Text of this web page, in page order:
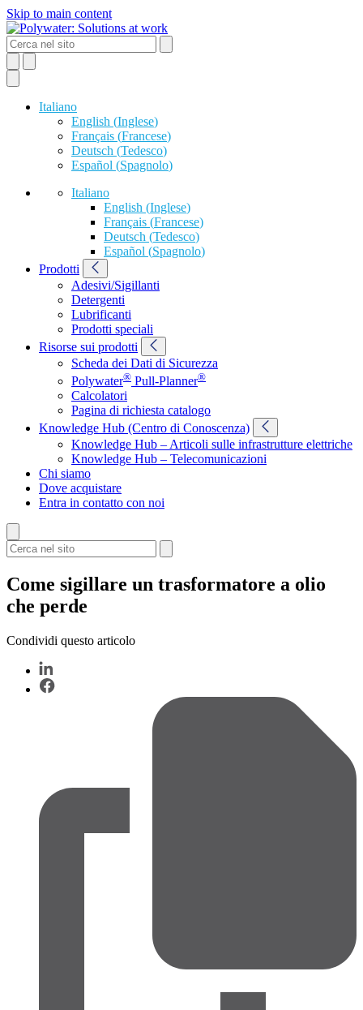
Skip to main content
Italiano
English (Inglese)
Français (Francese)
Deutsch (Tedesco)
Español (Spagnolo)
Italiano
English (Inglese)
Français (Francese)
Deutsch (Tedesco)
Español (Spagnolo)
Prodotti
Adesivi/Sigillanti
Detergenti
Lubrificanti
Prodotti speciali
Risorse sui prodotti
Scheda dei Dati di Sicurezza
Polywater® Pull-Planner®
Calcolatori
Pagina di richiesta catalogo
Knowledge Hub (Centro di Conoscenza)
Knowledge Hub – Articoli sulle infrastrutture elettriche
Knowledge Hub – Telecomunicazioni
Chi siamo
Dove acquistare
Entra in contatto con noi
Come sigillare un trasformatore a olio
che perde
Condividi questo articolo